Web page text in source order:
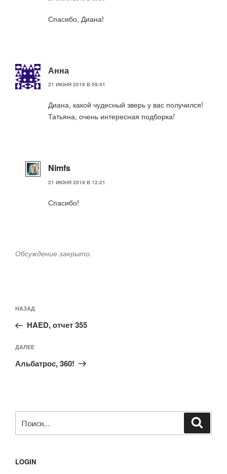
Спасибо, Диана!
Анна
21 ИЮНЯ 2019 В 09:41
Диана, какой чудесный зверь у вас получился!
Татьяна, очень интересная подборка!
Nimfs
21 ИЮНЯ 2019 В 12:21
Спасибо!
Обсуждение закрыто.
по
записям
Предыдущая
запись:
НАЗАД
HAED, отчет 355
Следующая
запись
ДАЛЕЕ
Альбатрос, 360!
LOGIN